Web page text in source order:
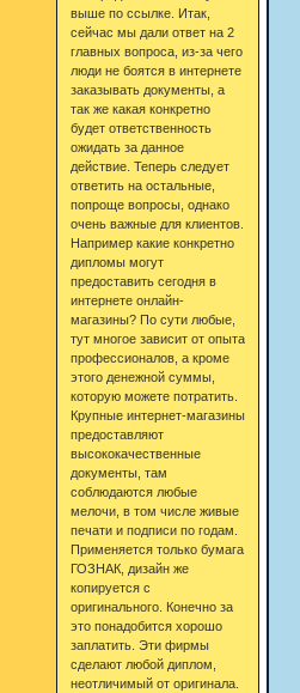
выше по ссылке. Итак,
сейчас мы дали ответ на 2
главных вопроса, из-за чего
люди не боятся в интернете
заказывать документы, а
так же какая конкретно
будет ответственность
ожидать за данное
действие. Теперь следует
ответить на остальные,
попроще вопросы, однако
очень важные для клиентов.
Например какие конкретно
дипломы могут
предоставить сегодня в
интернете онлайн-
магазины? По сути любые,
тут многое зависит от опыта
профессионалов, а кроме
этого денежной суммы,
которую можете потратить.
Крупные интернет-магазины
предоставляют
высококачественные
документы, там
соблюдаются любые
мелочи, в том числе живые
печати и подписи по годам.
Применяется только бумага
ГОЗНАК, дизайн же
копируется с
оригинального. Конечно за
это понадобится хорошо
заплатить. Эти фирмы
сделают любой диплом,
неотличимый от оригинала.